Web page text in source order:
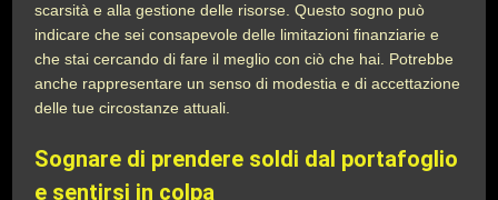
scarsità e alla gestione delle risorse. Questo sogno può
indicare che sei consapevole delle limitazioni finanziarie e
che stai cercando di fare il meglio con ciò che hai. Potrebbe
anche rappresentare un senso di modestia e di accettazione
delle tue circostanze attuali.
Sognare di prendere soldi dal portafoglio
e sentirsi in colpa